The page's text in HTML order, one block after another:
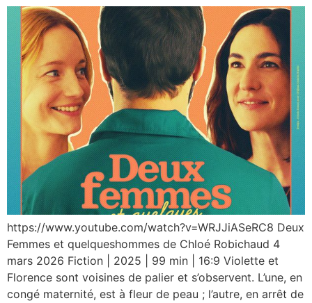
https://www.youtube.com/watch?v=WRJJiASeRC8 Deux
Femmes et quelqueshommes de Chloé Robichaud 4
mars 2026 Fiction | 2025 | 99 min | 16:9 Violette et
Florence sont voisines de palier et s’observent. L’une, en
congé maternité, est à fleur de peau ; l’autre, en arrêt de